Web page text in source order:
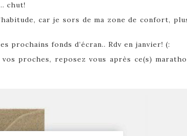
chut!
car je sors de ma zone de confort,
prochains fonds d’écran.. Rdv en janvier! (:
proches, reposez vous après ce(s)